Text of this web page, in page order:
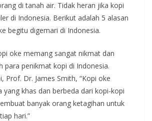
di tanah air. Tidak heran jika kopi
di Indonesia. Berikut adalah 5 alasan
begitu digemari di Indonesia.
oke memang sangat nikmat dan
para penikmat kopi di Indonesia.
Prof. Dr. James Smith, “Kopi oke
yang khas dan berbeda dari kopi-kopi
banyak orang ketagihan untuk
hari.”